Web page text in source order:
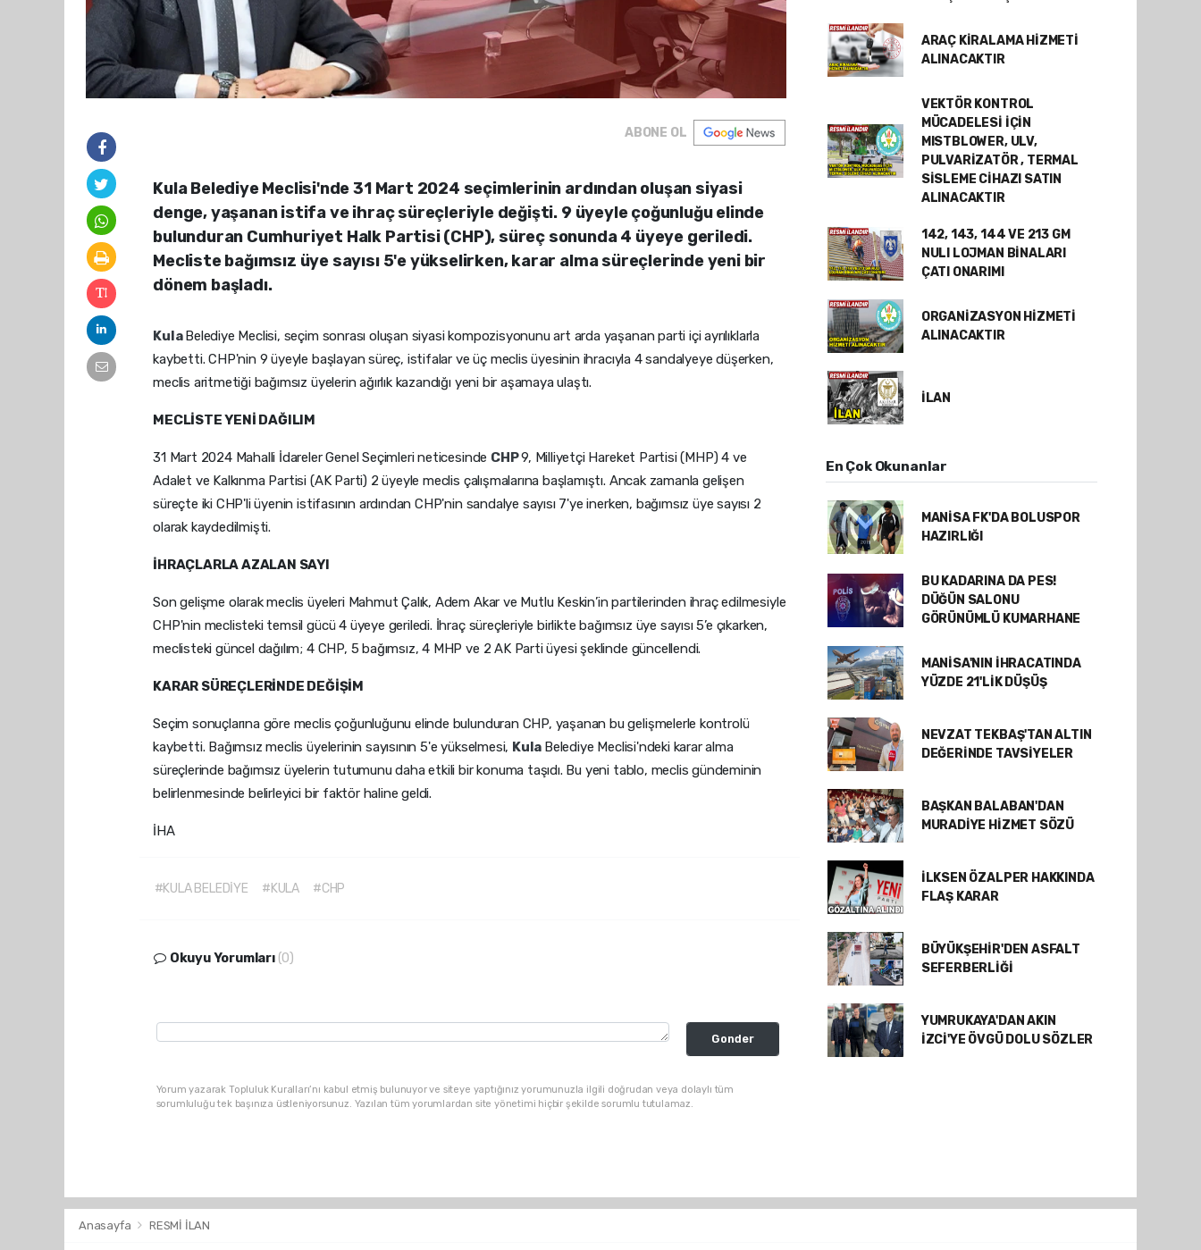
ABONE OL
Kula Belediye Meclisi'nde 31 Mart 2024 seçimlerinin ardından oluşan siyasi
denge, yaşanan istifa ve ihraç süreçleriyle değişti. 9 üyeyle çoğunluğu elinde
bulunduran Cumhuriyet Halk Partisi (CHP), süreç sonunda 4 üyeye geriledi.
Mecliste bağımsız üye sayısı 5'e yükselirken, karar alma süreçlerinde yeni bir
dönem başladı.
Kula Belediye Meclisi, seçim sonrası oluşan siyasi kompozisyonunu art arda yaşanan parti içi ayrılıklarla
kaybetti. CHP'nin 9 üyeyle başlayan süreç, istifalar ve üç meclis üyesinin ihracıyla 4 sandalyeye düşerken,
meclis aritmetiği bağımsız üyelerin ağırlık kazandığı yeni bir aşamaya ulaştı.
MECLİSTE YENİ DAĞILIM
31 Mart 2024 Mahalli İdareler Genel Seçimleri neticesinde CHP9, Milliyetçi Hareket Partisi (MHP) 4 ve
Adalet ve Kalkınma Partisi (AK Parti) 2 üyeyle meclis çalışmalarına başlamıştı. Ancak zamanla gelişen
süreçte iki CHP'li üyenin istifasının ardından CHP'nin sandalye sayısı 7'ye inerken, bağımsız üye sayısı 2
olarak kaydedilmişti.
İHRAÇLARLA AZALAN SAYI
Son gelişme olarak meclis üyeleri Mahmut Çalık, Adem Akar ve Mutlu Keskin’in partilerinden ihraç edilmesiyle
CHP'nin meclisteki temsil gücü 4 üyeye geriledi. İhraç süreçleriyle birlikte bağımsız üye sayısı 5’e çıkarken,
meclisteki güncel dağılım; 4 CHP, 5 bağımsız, 4 MHP ve 2 AK Parti üyesi şeklinde güncellendi.
KARAR SÜREÇLERİNDE DEĞİŞİM
Seçim sonuçlarına göre meclis çoğunluğunu elinde bulunduran CHP, yaşanan bu gelişmelerle kontrolü
kaybetti. Bağımsız meclis üyelerinin sayısının 5'e yükselmesi, Kula Belediye Meclisi'ndeki karar alma
süreçlerinde bağımsız üyelerin tutumunu daha etkili bir konuma taşıdı. Bu yeni tablo, meclis gündeminin
belirlenmesinde belirleyici bir faktör haline geldi.
İHA
#KULA BELEDİYE #KULA #CHP
Okuyu Yorumları (0)
Gonder
Yorum yazarak Topluluk Kuralları’nı kabul etmiş bulunuyor ve siteye yaptığınız yorumunuzla ilgili doğrudan veya dolaylı tüm
sorumluluğu tek başınıza üstleniyorsunuz. Yazılan tüm yorumlardan site yönetimi hiçbir şekilde sorumlu tutulamaz.
ARAÇ KİRALAMA HİZMETİ
ALINACAKTIR
VEKTÖR KONTROL
MÜCADELESİ İÇİN
MISTBLOWER, ULV,
PULVARİZATÖR , TERMAL
SİSLEME CİHAZI SATIN
ALINACAKTIR
142, 143, 144 VE 213 GM
NULI LOJMAN BİNALARI
ÇATI ONARIMI
ORGANİZASYON HİZMETİ
ALINACAKTIR
İLAN
En Çok Okunanlar
MANİSA FK'DA BOLUSPOR
HAZIRLIĞI
BU KADARINA DA PES!
DÜĞÜN SALONU
GÖRÜNÜMLÜ KUMARHANE
MANİSA'NIN İHRACATINDA
YÜZDE 21'LİK DÜŞÜŞ
NEVZAT TEKBAŞ'TAN ALTIN
DEĞERİNDE TAVSİYELER
BAŞKAN BALABAN'DAN
MURADİYE HİZMET SÖZÜ
İLKSEN ÖZALPER HAKKINDA
FLAŞ KARAR
BÜYÜKŞEHİR'DEN ASFALT
SEFERBERLİĞİ
YUMRUKAYA'DAN AKIN
İZCİ'YE ÖVGÜ DOLU SÖZLER
Anasayfa RESMİ İLAN